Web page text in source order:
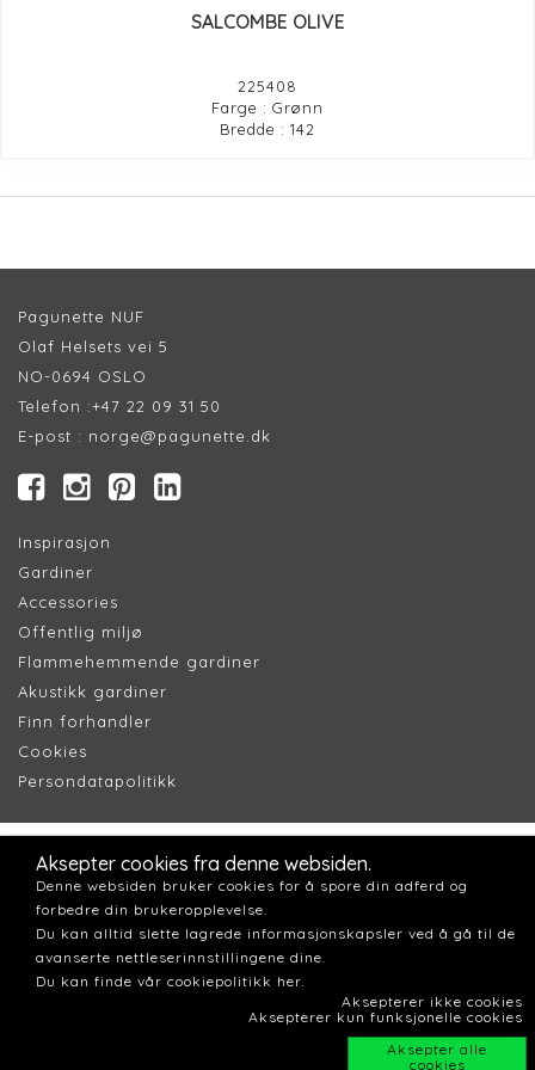
SALCOMBE OLIVE
225408
Farge : Grønn
Bredde : 142
Pagunette NUF
Olaf Helsets vei 5
NO-0694 OSLO
Telefon :+47 22 09 31 50
E-post : norge@pagunette.dk
Inspirasjon
Gardiner
Accessories
Offentlig miljø
Flammehemmende gardiner
Akustikk gardiner
Finn forhandler
Cookies
Persondatapolitikk
Aksepter cookies fra denne websiden.
Denne websiden bruker cookies for å spore din adferd og
forbedre din brukeropplevelse.
Du kan alltid slette lagrede informasjonskapsler ved å gå til de
avanserte nettleserinnstillingene dine.
Du kan finde vår cookiepolitikk her.
Aksepterer ikke cookies
Aksepterer kun funksjonelle cookies
Aksepter alle
cookies